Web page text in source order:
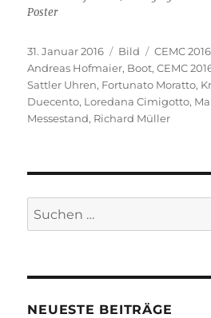
Poster
Veröffentlicht
am
31. Januar 2016 Format
Bild Kategorien
CEMC 2016
Andreas Hofmaier, Boot,CEMC
Sattler Uhren, Fortunato Moratto,
Duecento, Loredana Cimigotto,
Messestand, Richard Müller
Suchen
nach:
NEUESTE BEITRÄGE